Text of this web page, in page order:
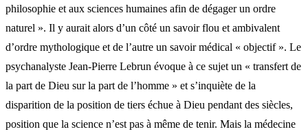
philosophie et aux sciences humaines afin de dégager un ordre
naturel ». Il y aurait alors d’un côté un savoir flou et ambivalent
d’ordre mythologique et de l’autre un savoir médical « objectif ». Le
psychanalyste Jean-Pierre Lebrun évoque à ce sujet un « transfert de
la part de Dieu sur la part de l’homme » et s’inquiète de la
disparition de la position de tiers échue à Dieu pendant des siècles,
position que la science n’est pas à même de tenir. Mais la médecine